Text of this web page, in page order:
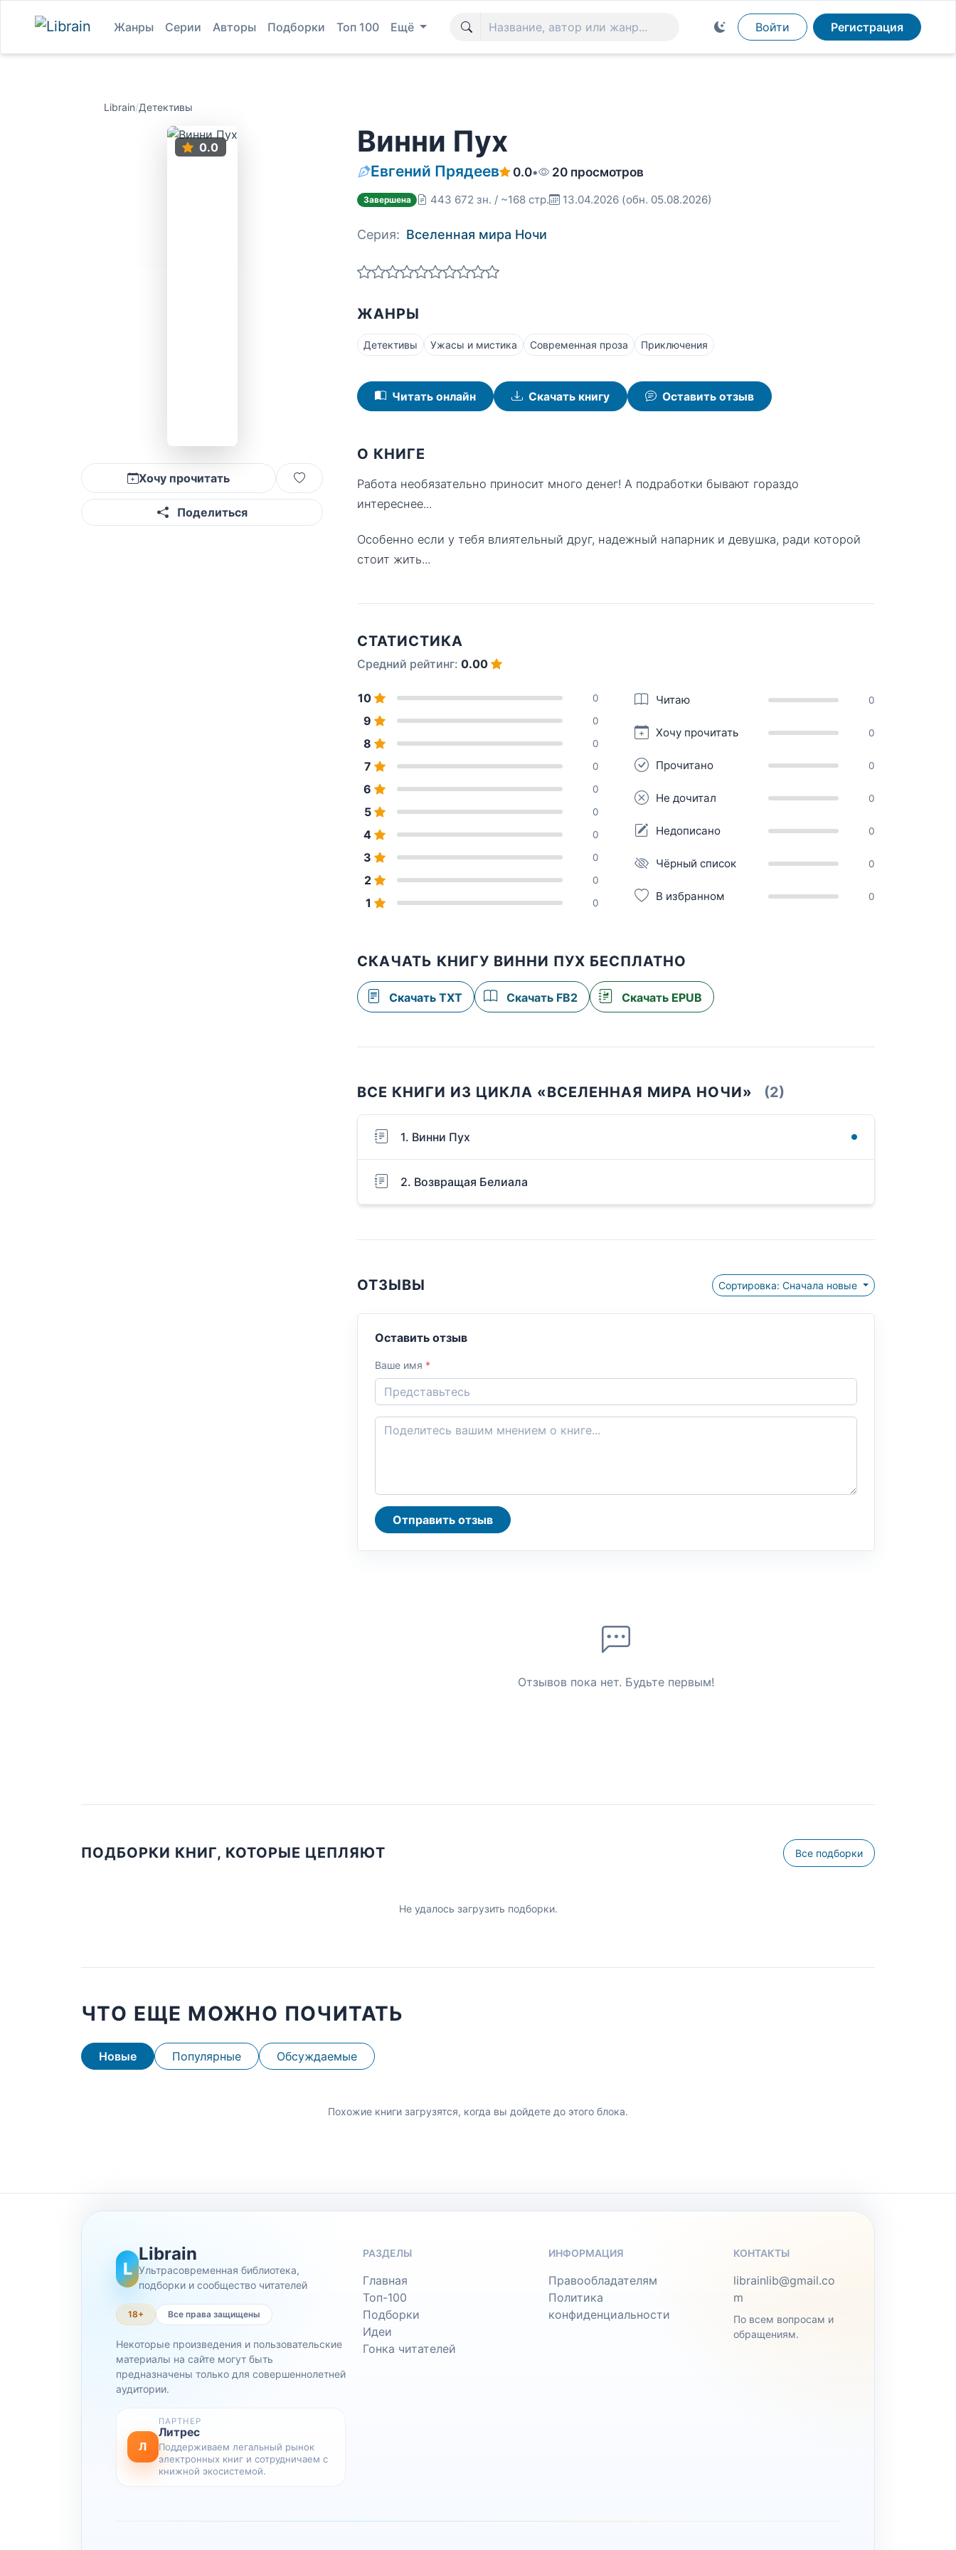
Жанры Серии Авторы Подборки Топ 100 Ещё Войти Регистрация
Librain/Детективы
0.0
Хочу прочитать
Поделиться
Винни Пух
Евгений Прядеев 0.0• 20 просмотров
Завершена 443 672 зн. / ~168 стр. 13.04.2026 (обн. 05.08.2026)
Серия: Вселенная мира Ночи
ЖАНРЫ
Детективы Ужасы и мистика Современная проза Приключения
Читать онлайн Скачать книгу Оставить отзыв
О КНИГЕ
Работа необязательно приносит много денег! А подработки бывают гораздо
интереснее...
Особенно если у тебя влиятельный друг, надежный напарник и девушка, ради которой
стоит жить...
СТАТИСТИКА
Средний рейтинг: 0.00
10 0
9 0
8 0
7 0
6 0
5 0
4 0
3 0
2 0
1 0
Читаю 0
Хочу прочитать 0
Прочитано 0
Не дочитал 0
Недописано 0
Чёрный список 0
В избранном 0
СКАЧАТЬ КНИГУ ВИННИ ПУХ БЕСПЛАТНО
Скачать TXT Скачать FB2 Скачать EPUB
ВСЕ КНИГИ ИЗ ЦИКЛА «ВСЕЛЕННАЯ МИРА НОЧИ» (2)
1. Винни Пух
2. Возвращая Белиала
ОТЗЫВЫ Сортировка: Сначала новые
Оставить отзыв
Ваше имя *
Отправить отзыв
Отзывов пока нет. Будьте первым!
ПОДБОРКИ КНИГ, КОТОРЫЕ ЦЕПЛЯЮТ Все подборки
Не удалось загрузить подборки.
ЧТО ЕЩЕ МОЖНО ПОЧИТАТЬ
Новые Популярные Обсуждаемые
Похожие книги загрузятся, когда вы дойдете до этого блока.
L
Librain
Ультрасовременная библиотека,
подборки и сообщество читателей
18+ Все права защищены
Некоторые произведения и пользовательские
материалы на сайте могут быть
предназначены только для совершеннолетней
аудитории.
Л
ПАРТНЕР
Литрес
Поддерживаем легальный рынок
электронных книг и сотрудничаем с
книжной экосистемой.
РАЗДЕЛЫ
Главная
Топ-100
Подборки
Идеи
Гонка читателей
ИНФОРМАЦИЯ
Правообладателям
Политика
конфиденциальности
КОНТАКТЫ
librainlib@gmail.co
m
По всем вопросам и
обращениям.